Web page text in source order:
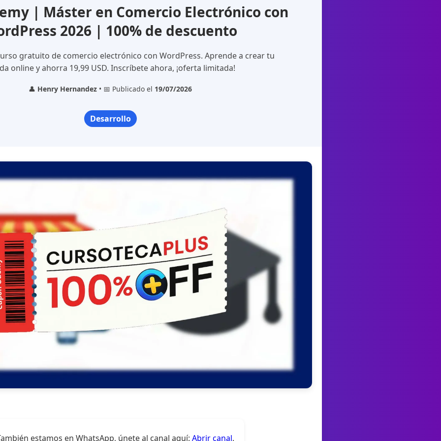
| Máster en Comercio Electrónico con
2026 | 100% de descuento
gratuito de comercio electrónico con WordPress. Aprende a crear tu
online y ahorra 19,99 USD. Inscríbete ahora, ¡oferta limitada!
👤 Henry Hernandez • 📅 Publicado el 19/07/2026
Desarrollo
estamos en WhatsApp, únete al canal aquí: Abrir canal.